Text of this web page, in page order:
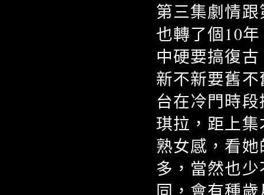
第三集劇情
也轉了個10
中硬要搞復
新不新要舊
台在冷門時
琪拉，距上
熟女感，看
多，當然也